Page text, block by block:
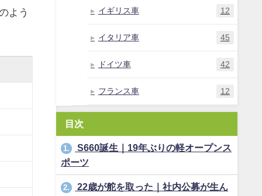
よう
イギリス車 12
イタリア車 45
ドイツ車 42
フランス車 12
目次
1.
S660誕生｜19年ぶりの軽オープンス
ポーツ
2.
22歳が舵を取った｜社内公募が生ん